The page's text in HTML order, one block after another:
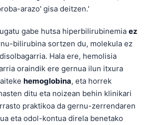
arazo' gisa deitzen.'
gabe hutsa hiperbilirubinemia ez
bilirubina sortzen du, molekula ez
Hala ere, hemolisia
oraindik ere gernua ilun itxura
hemoglobina, eta horrek
ditu eta noizean behin klinikari
praktikoa da gernu-zerrendaren
eta odol-kontua direla benetako